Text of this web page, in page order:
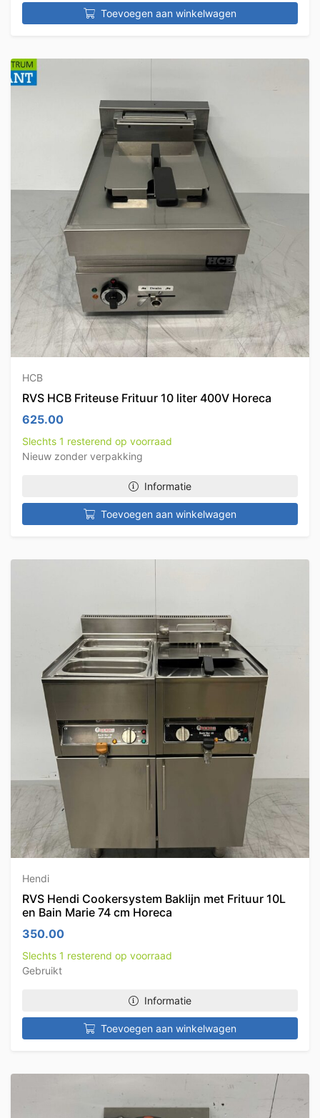
Toevoegen aan winkelwagen
HCB
RVS HCB Friteuse Frituur 10 liter 400V Horeca
625.00
Slechts 1 resterend op voorraad
Nieuw zonder verpakking
Informatie
Toevoegen aan winkelwagen
Hendi
RVS Hendi Cookersystem Baklijn met Frituur 10L
en Bain Marie 74 cm Horeca
350.00
Slechts 1 resterend op voorraad
Gebruikt
Informatie
Toevoegen aan winkelwagen